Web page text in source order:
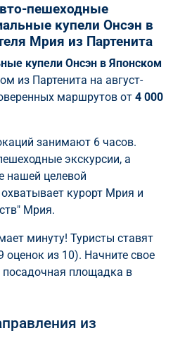
пешеходные
купели Онсэн в
Мрия из Партенита
купели Онсэн в Японском
из Партенита на август-
маршрутов от 4 000
занимают 6 часов.
экскурсии, а
нашей целевой
курорт Мрия и
Мрия.
минуту! Туристы ставят
оценок из 10). Начните свое
посадочная площадка в
из